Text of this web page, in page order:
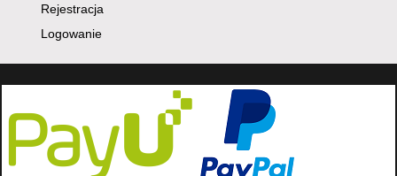
Rejestracja
Logowanie